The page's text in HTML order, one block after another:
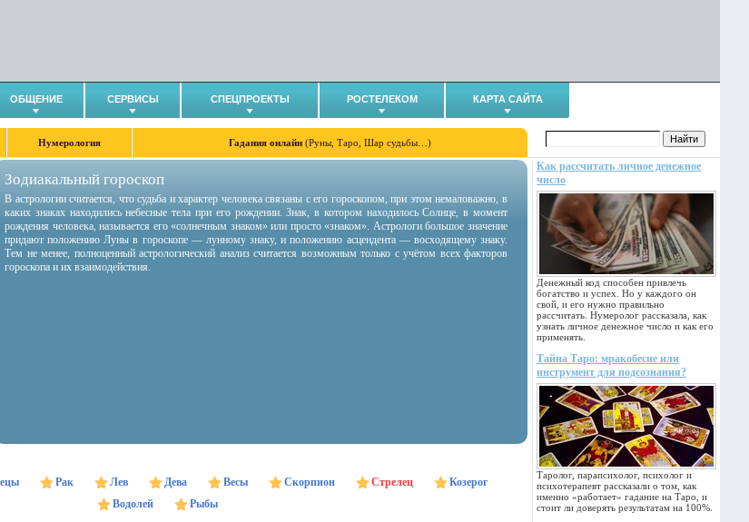
ОБЩЕНИЕ СЕРВИСЫ СПЕЦПРОЕКТЫ РОСТЕЛЕКОМ КАРТА САЙТА
Нумерология Гадания онлайн (Руны, Таро, Шар судьбы…)
Как рассчитать личное денежное
число
Денежный код способен привлечь
богатство и успех. Но у каждого он
свой, и его нужно правильно
рассчитать. Нумеролог рассказала, как
узнать личное денежное число и как его
применять.
Тайна Таро: мракобесие или
инструмент для подсознания?
Таролог, парапсихолог, психолог и
психотерапевт рассказали о том, как
именно «работает» гадание на Таро, и
стоит ли доверять результатам на 100%.
Зодиакальный гороскоп
В астрологии считается, что судьба и характер человека связаны с его гороскопом, при этом немаловажно, в
каких знаках находились небесные тела при его рождении. Знак, в котором находилось Солнце, в момент
рождения человека, называется его «солнечным знаком» или просто «знаком». Астрологи большое значение
придают положению Луны в гороскопе — лунному знаку, и положению асцендента — восходящему знаку.
Тем не менее, полноценный астрологический анализ считается возможным только с учётом всех факторов
гороскопа и их взаимодействия.
Рак Лев Дева Весы Скорпион Стрелец
Козерог
Водолей
Рыбы